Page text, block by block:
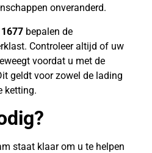
onveranderd.
1677 bepalen de
Controleer altijd of uw
voordat u met de
geldt voor zowel de lading
ketting.
staat klaar om u te helpen